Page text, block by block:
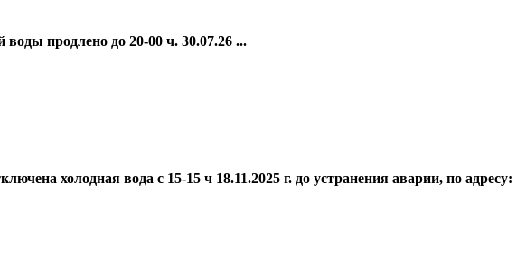
продлено до 20-00 ч. 30.07.26 ...
холодная вода с 15-15 ч 18.11.2025 г. до устранения аварии, по адресу: